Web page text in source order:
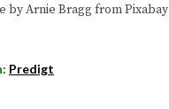
by Arnie Bragg from Pixabay
Predigt